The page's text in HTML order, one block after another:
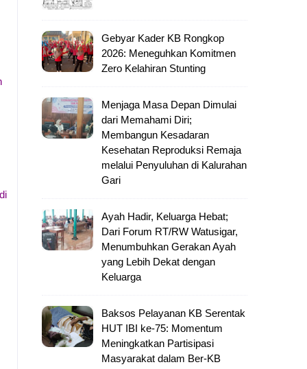
Gebyar Kader KB Rongkop
2026: Meneguhkan Komitmen
Zero Kelahiran Stunting
Menjaga Masa Depan Dimulai
dari Memahami Diri;
Membangun Kesadaran
Kesehatan Reproduksi Remaja
melalui Penyuluhan di Kalurahan
Gari
Ayah Hadir, Keluarga Hebat;
Dari Forum RT/RW Watusigar,
Menumbuhkan Gerakan Ayah
yang Lebih Dekat dengan
Keluarga
Baksos Pelayanan KB Serentak
HUT IBI ke-75: Momentum
Meningkatkan Partisipasi
Masyarakat dalam Ber-KB